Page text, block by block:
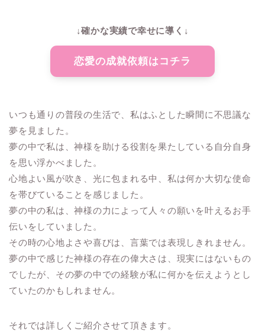
↓確かな実績で幸せに導く↓
恋愛の成就依頼はコチラ
いつも通りの普段の生活で、私はふとした瞬間に不思議な
夢を見ました。
夢の中で私は、神様を助ける役割を果たしている自分自身
を思い浮かべました。
心地よい風が吹き、光に包まれる中、私は何か大切な使命
を帯びていることを感じました。
夢の中の私は、神様の力によって人々の願いを叶えるお手
伝いをしていました。
その時の心地よさや喜びは、言葉では表現しきれません。
夢の中で感じた神様の存在の偉大さは、現実にはないもの
でしたが、その夢の中での経験が私に何かを伝えようとし
ていたのかもしれません。
それでは詳しくご紹介させて頂きます。